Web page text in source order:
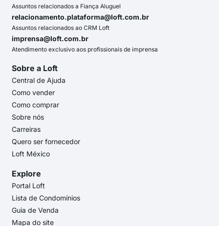
Assuntos relacionados a Fiança Aluguel
relacionamento.plataforma@loft.com.br
Assuntos relacionados ao CRM Loft
imprensa@loft.com.br
Atendimento exclusivo aos profissionais de imprensa
Sobre a Loft
Central de Ajuda
Como vender
Como comprar
Sobre nós
Carreiras
Quero ser fornecedor
Loft México
Explore
Portal Loft
Lista de Condomínios
Guia de Venda
Mapa do site